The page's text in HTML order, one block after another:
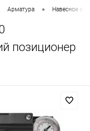
Арматура • Навесное
позиционер